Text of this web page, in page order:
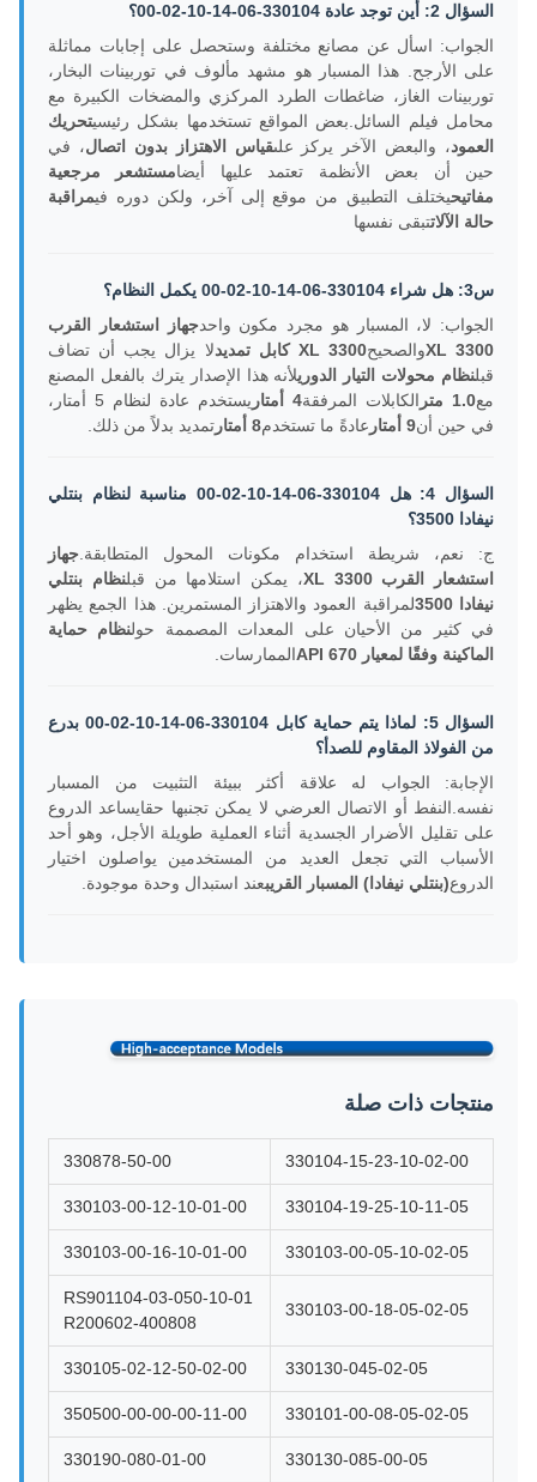
السؤال 2: أين توجد عادة 330104-06-14-10-02-00؟
الجواب: اسأل عن مصانع مختلفة وستحصل على إجابات مماثلة
على الأرجح. هذا المسبار هو مشهد مألوف في توربينات البخار،
توربينات الغاز، ضاغطات الطرد المركزي والمضخات الكبيرة مع
محامل فيلم السائل.بعض المواقع تستخدمها بشكل رئيسيتحريك
العمود، والبعض الآخر يركز علىقياس الاهتزاز بدون اتصال، في
حين أن بعض الأنظمة تعتمد عليها أيضامستشعر مرجعية
مفاتيحيختلف التطبيق من موقع إلى آخر، ولكن دوره فيمراقبة
حالة الآلاتتبقى نفسها
س3: هل شراء 330104-06-14-10-02-00 يكمل النظام؟
الجواب: لا، المسبار هو مجرد مكون واحدجهاز استشعار القرب
3300 XL
والصحيح3300 XL كابل تمديد
لا يزال يجب أن تضاف
قبلنظام محولات التيار الدوريلأنه هذا الإصدار يترك بالفعل المصنع
مع1.0 متر الكابلات المرفقة4 أمتار
يستخدم عادة لنظام 5 أمتار،
في حين أن9 أمتار عادةً ما تستخدم8 أمتار تمديد بدلاً من ذلك.
السؤال 4: هل 330104-06-14-10-02-00 مناسبة لنظام بنتلي
نيفادا 3500؟
ج: نعم، شريطة استخدام مكونات المحول المتطابقة.جهاز
استشعار القرب 3300 XL
، يمكن استلامها من قبلنظام بنتلي
نيفادا 3500
لمراقبة العمود والاهتزاز المستمرين. هذا الجمع يظهر
في كثير من الأحيان على المعدات المصممة حولنظام حماية
الماكينة وفقًا لمعيار API 670
الممارسات.
السؤال 5: لماذا يتم حماية كابل 330104-06-14-10-02-00 بدرع
من الفولاذ المقاوم للصدأ؟
الإجابة: الجواب له علاقة أكثر ببيئة التثبيت من المسبار
نفسه.النفط أو الاتصال العرضي لا يمكن تجنبها حقايساعد الدروع
على تقليل الأضرار الجسدية أثناء العملية طويلة الأجل، وهو أحد
الأسباب التي تجعل العديد من المستخدمين يواصلون اختيار
الدروع(بنتلي نيفادا) المسبار القريبعند استبدال وحدة موجودة.
منتجات ذات صلة
330104-15-23-10-02-00
330878-50-00
330104-19-25-10-11-05
330103-00-12-10-01-00
330103-00-05-10-02-05
330103-00-16-10-01-00
330103-00-18-05-02-05
RS901104-03-050-10-01
R200602-400808
330130-045-02-05
330105-02-12-50-02-00
330101-00-08-05-02-05
350500-00-00-00-11-00
330130-085-00-05
330190-080-01-00